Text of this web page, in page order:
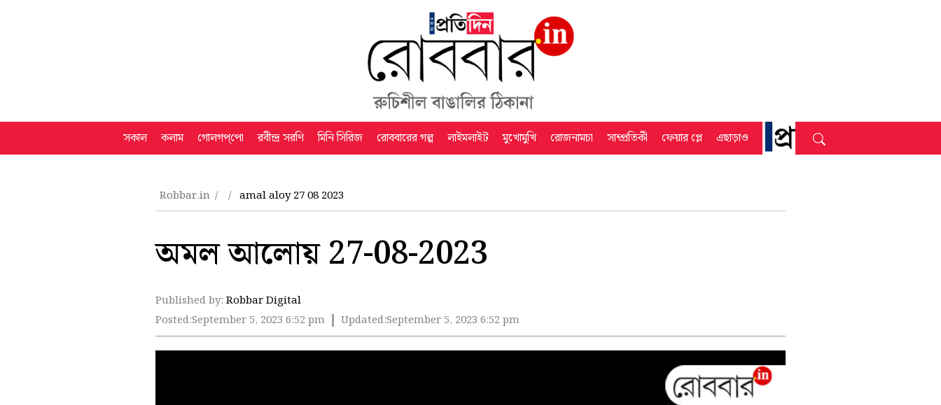
সকাল কলাম গোলগপ্‌পো রবীন্দ্র সরণি মিনি সিরিজ রোববারের গল্প লাইমলাইট মুখোমুখি রোজনামচা সাম্প্রতিকী ফেয়ার প্লে এছাড়াও
Robbar.in amal aloy 27 08 2023
অমল আলোয় 27-08-2023
Published by: Robbar Digital
Posted:September 5, 2023 6:52 pm Updated:September 5, 2023 6:52 pm